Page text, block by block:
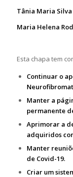
Tânia Maria
Maria Helena
Esta chapa tem
Continuar o
Manter a
permanente
Aprimorar a
adquiridos
Manter
de Covid-19.
Criar um